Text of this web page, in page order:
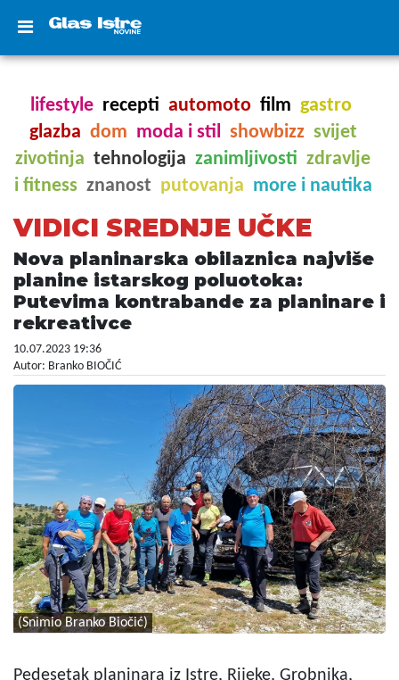
lifestyle recepti automoto film gastro
glazba dom moda i stil showbizz svijet
zivotinja tehnologija zanimljivosti zdravlje
i fitness znanost putovanja more i nautika
VIDICI SREDNJE UČKE
Nova planinarska obilaznica najviše
planine istarskog poluotoka:
Putevima kontrabande za planinare i
rekreativce
10.07.2023 19:36
Autor: Branko BIOČIĆ
(Snimio Branko Biočić)
Pedesetak planinara iz Istre, Rijeke, Grobnika,